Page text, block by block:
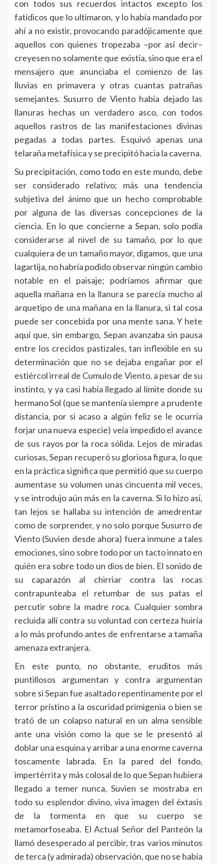
con todos sus recuerdos intactos excepto los
fatídicos que lo ultimaron, y lo había mandado por
ahí a no existir, provocando paradójicamente que
aquellos con quienes tropezaba –por así decir–
creyesen no solamente que existía, sino que era el
mensajero que anunciaba el comienzo de las
lluvias en primavera y otras cuantas patrañas
semejantes. Susurro de Viento había dejado las
llanuras hechas un verdadero asco, con todos
aquellos rastros de las manifestaciones divinas
pegadas a todas partes. Esquivó apenas una
telaraña metafísica y se precipitó hacia la caverna.
Su precipitación, como todo en este mundo, debe
ser considerado relativo; más una tendencia
subjetiva del ánimo que un hecho comprobable
por alguna de las diversas concepciones de la
ciencia. En lo que concierne a Sepan, solo podía
considerarse al nivel de su tamaño, por lo que
cualquiera de un tamaño mayor, digamos, que una
lagartija, no habría podido observar ningún cambio
notable en el paisaje; podríamos afirmar que
aquella mañana en la llanura se parecía mucho al
arquetipo de una mañana en la llanura, si tal cosa
puede ser concebida por una mente sana. Y hete
aquí que, sin embargo, Sepan avanzaba sin pausa
entre los crecidos pastizales, tan inflexible en su
determinación que no se dejaba engañar por el
estiércol irreal de Cumulo de Viento, a pesar de su
instinto, y ya casi había llegado al límite donde su
hermano Sol (que se mantenía siempre a prudente
distancia, por si acaso a algún feliz se le ocurría
forjar una nueva especie) veía impedido el avance
de sus rayos por la roca sólida. Lejos de miradas
curiosas, Sepan recuperó su gloriosa figura, lo que
en la práctica significa que permitió que su cuerpo
aumentase su volumen unas cincuenta mil veces,
y se introdujo aún más en la caverna. Si lo hizo así,
tan lejos se hallaba su intención de amedrentar
como de sorprender, y no solo porque Susurro de
Viento (Suvien desde ahora) fuera inmune a tales
emociones, sino sobre todo por un tacto innato en
quién era sobre todo un dios de bien. El sonido de
su caparazón al chirriar contra las rocas
contrapunteaba el retumbar de sus patas el
percutir sobre la madre roca. Cualquier sombra
recluida allí contra su voluntad con certeza huiría
a lo más profundo antes de enfrentarse a tamaña
amenaza extranjera.
En este punto, no obstante, eruditos más
puntillosos argumentan y contra argumentan
sobre si Sepan fue asaltado repentinamente por el
terror prístino a la oscuridad primigenia o bien se
trató de un colapso natural en un alma sensible
ante una visión como la que se le presentó al
doblar una esquina y arribar a una enorme caverna
toscamente labrada. En la pared del fondo,
impertérrita y más colosal de lo que Sepan hubiera
llegado a temer nunca, Suvien se mostraba en
todo su esplendor divino, viva imagen del éxtasis
de la tormenta en que su cuerpo se
metamorfoseaba. El Actual Señor del Panteón la
llamó desesperado al percibir, tras varios minutos
de terca (y admirada) observación, que no se había